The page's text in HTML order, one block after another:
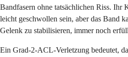
Bandfasern ohne tatsächlichen Riss. Ihr
leicht geschwollen sein, aber das Band
Gelenk zu stabilisieren, immer noch
Ein Grad-2-ACL-Verletzung bedeutet,